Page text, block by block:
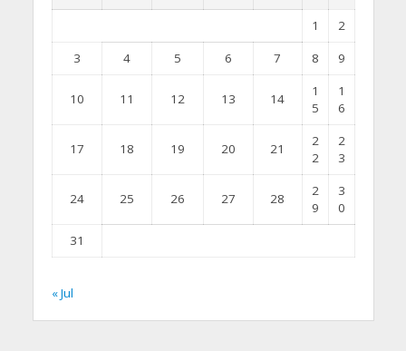
1
2
3
4 5 6 7 8 9
10 11 12 13 14
1
5
1
6
17 18 19 20 21
2
2
2
3
24 25 26 27 28
2
9
3
0
31
« Jul